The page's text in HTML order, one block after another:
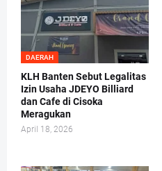
DAERAH
KLH Banten Sebut Legalitas
Izin Usaha JDEYO Billiard
dan Cafe di Cisoka
Meragukan
April 18, 2026